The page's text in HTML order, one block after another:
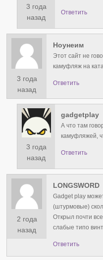
3 года
назад
Ответить
3 года
назад
Ноунеим
Этот сайт не
камуфляж на
Ответить
3 года
назад
gadgetplay
А что там
камуфляжей,
Ответить
2 года
назад
LONGSWORD
Gadget play
(штурмовые)
Открыл почти
слабые типо
Ответить